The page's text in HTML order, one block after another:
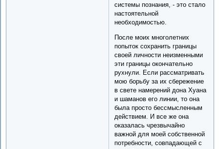
системы познания, - это стало
настоятельной
необходимостью.
После моих многолетних
попыток сохранить границы
своей личности неизменными
эти границы окончательно
рухнули. Если рассматривать
мою борьбу за их сбережение
в свете намерений дона Хуана
и шаманов его линии, то она
была просто бессмысленным
действием. И все же она
оказалась чрезвычайно
важной для моей собственной
потребности, совпадающей с